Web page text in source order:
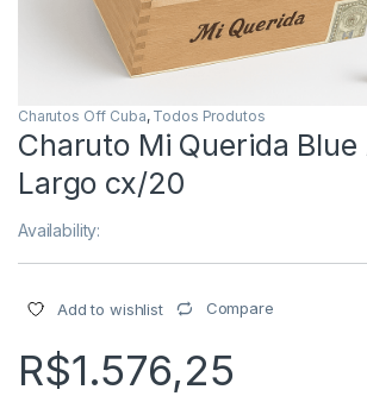
Charutos Off Cuba, Todos Produtos
Charuto Mi Querida Blue
Largo cx/20
Availability:
Add to wishlist Compare
R$1.576,25